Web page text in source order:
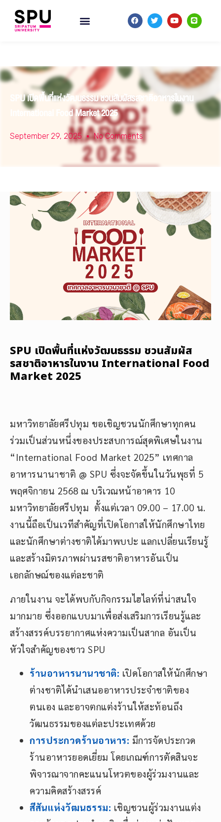
SPU เปิดพื้นที่แห่งวัฒนธรรม ชวนสัมผัสรสชาติอาหารในงาน
International Food Market 2025
September 29, 2025 No Comments
SPU เปิดพื้นที่แห่งวัฒนธรรม ชวนสัมผัส
รสชาติอาหารในงาน International Food
Market 2025
มหาวิทยาลัยศรีปทุม ขอเชิญชวนนักศึกษาทุกคน
ร่วมเป็นส่วนหนึ่งของประสบการณ์สุดพิเศษในงาน
“International Food Market 2025” เทศกาล
อาหารนานาชาติ @ SPU ซึ่งจะจัดขึ้นในวันพุธที่ 5
พฤศจิกายน 2568 ณ บริเวณหน้าอาคาร 10
มหาวิทยาลัยศรีปทุม ตั้งแต่เวลา 09.00 – 17.00 น.
งานนี้ถือเป็นเวทีสำคัญที่เปิดโอกาสให้นักศึกษาไทย
และนักศึกษาต่างชาติได้มาพบปะ แลกเปลี่ยนเรียนรู้
และสร้างมิตรภาพผ่านรสชาติอาหารอันเป็น
เอกลักษณ์ของแต่ละชาติ
ภายในงาน จะได้พบกับกิจกรรมไฮไลท์ที่น่าสนใจ
มากมาย ซึ่งออกแบบมาเพื่อส่งเสริมการเรียนรู้และ
สร้างสรรค์บรรยากาศแห่งความเป็นสากล อันเป็น
หัวใจสำคัญของชาว SPU
ร้านอาหารนานาชาติ: เปิดโอกาสให้นักศึกษา
ต่างชาติได้นำเสนออาหารประจำชาติของ
ตนเอง และอาจตกแต่งร้านให้สะท้อนถึง
วัฒนธรรมของแต่ละประเทศด้วย
การประกวดร้านอาหาร: มีการจัดประกวด
ร้านอาหารยอดเยี่ยม โดยเกณฑ์การตัดสินจะ
พิจารณาจากคะแนนโหวตของผู้ร่วมงานและ
ความคิดสร้างสรรค์
สีสันแห่งวัฒนธรรม: เชิญชวนผู้ร่วมงานแต่ง